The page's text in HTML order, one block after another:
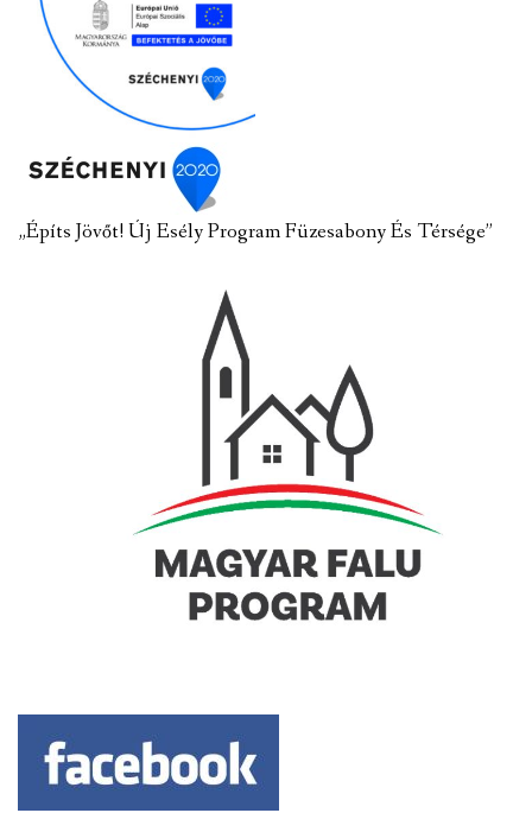
„Építs Jövőt! Új Esély Program Füzesabony És Térsége”